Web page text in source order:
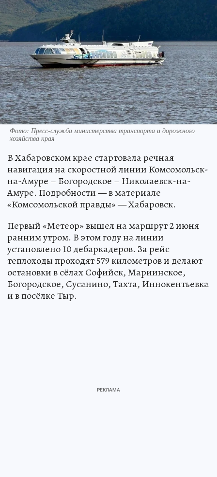
Фото: Пресс-служба министерства транспорта и дорожного
хозяйства края
В Хабаровском крае стартовала речная
навигация на скоростной линии Комсомольск-
на-Амуре – Богородское – Николаевск-на-
Амуре. Подробности — в материале
«Комсомольской правды» — Хабаровск.
Первый «Метеор» вышел на маршрут 2 июня
ранним утром. В этом году на линии
установлено 10 дебаркадеров. За рейс
теплоходы проходят 579 километров и делают
остановки в сёлах Софийск, Мариинское,
Богородское, Сусанино, Тахта, Иннокентьевка
и в посёлке Тыр.